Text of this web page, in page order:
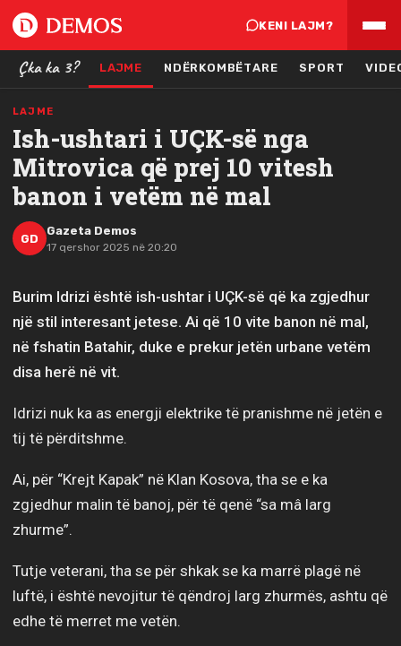
KENI LAJM?
Çka ka 3? LAJME NDËRKOMBËTARE SPORT
LAJME
Ish-ushtari i UÇK-së nga
Mitrovica që prej 10 vitesh
banon i vetëm në mal
GD
Gazeta Demos
17 qershor 2025 në 20:20
Burim Idrizi është ish-ushtar i UÇK-së që ka zgjedhur
një stil interesant jetese. Ai që 10 vite banon në mal,
në fshatin Batahir, duke e prekur jetën urbane vetëm
disa herë në vit.
Idrizi nuk ka as energji elektrike të pranishme në jetën e
tij të përditshme.
Ai, për “Krejt Kapak” në Klan Kosova, tha se e ka
zgjedhur malin të banoj, për të qenë “sa mâ larg
zhurme”.
Tutje veterani, tha se për shkak se ka marrë plagë në
luftë, i është nevojitur të qëndroj larg zhurmës, ashtu që
edhe të merret me vetën.